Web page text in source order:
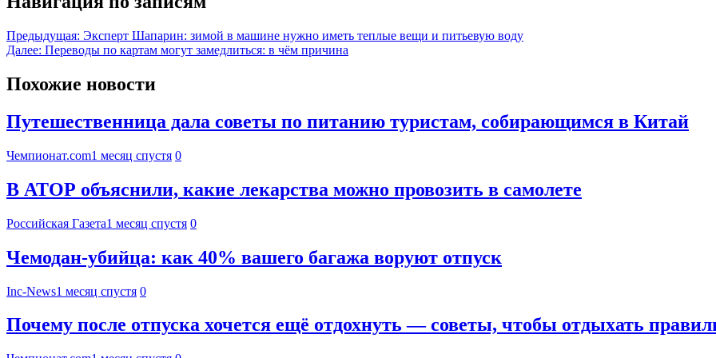
Предыдущая: Эксперт Шапарин: зимой в машине нужно иметь теплые вещи и питьевую воду
Далее: Переводы по картам могут замедлиться: в чём причина
Похожие новости
Путешественница дала советы по питанию туристам, собирающимся в Китай
Чемпионат.com1 месяц спустя 0
В АТОР объяснили, какие лекарства можно провозить в самолете
Российская Газета1 месяц спустя 0
Чемодан-убийца: как 40% вашего багажа воруют отпуск
Inc-News1 месяц спустя 0
Почему после отпуска хочется ещё отдохнуть — советы, чтобы отдыхать